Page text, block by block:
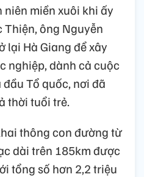
miền xuôi khi ấy
ông Nguyễn
lại Hà Giang để xây
nghiệp, dành cả cuộc
Tổ quốc, nơi đã
thời tuổi trẻ.
thông con đường từ
dài trên 185km được
tổng số hơn 2,2 triệu